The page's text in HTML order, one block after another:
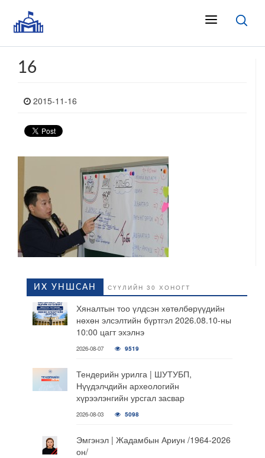
16
2015-11-16
ИХ УНШСАН СҮҮЛИЙН 30 ХОНОГТ
Хяналтын тоо үлдсэн хөтөлбөрүүдийн
нөхөн элсэлтийн бүртгэл 2026.08.10-ны
10:00 цагт эхэлнэ
2026-08-07 9519
Тендерийн урилга | ШУТУБП,
Нүүдэлчдийн археологийн
хүрээлэнгийн урсгал засвар
2026-08-03 5098
Эмгэнэл | Жадамбын Ариун /1964-2026
он/